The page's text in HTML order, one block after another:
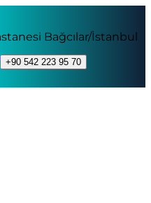
Bağcılar/İstanbul
+90 542 223 95 70